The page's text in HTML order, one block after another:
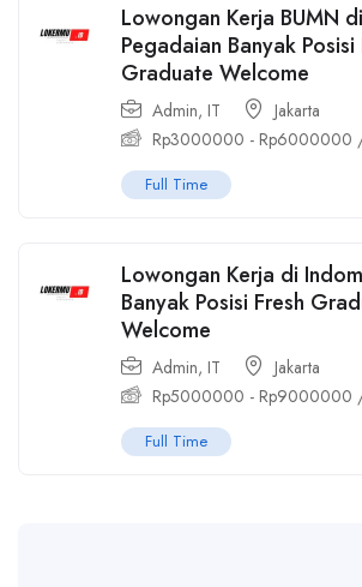
Lowongan Kerja BUMN
Pegadaian Banyak Posisi
Graduate Welcome
Admin, IT
Jakarta
Rp3000000 - Rp6000000
Full Time
Lowongan Kerja di
Banyak Posisi Fresh
Welcome
Admin, IT
Jakarta
Rp5000000 - Rp9000000
Full Time